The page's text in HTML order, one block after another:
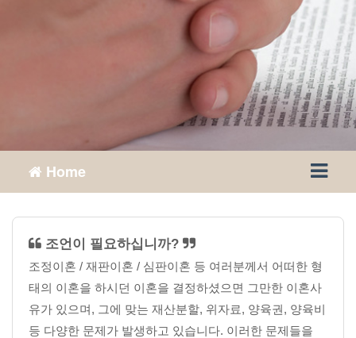
Home
조언이 필요하십니까?
조정이혼 / 재판이혼 / 심판이혼 등 여러분께서 어떠한 형
태의 이혼을 하시던 이혼을 결정하셨으면 그만한 이혼사
유가 있으며, 그에 맞는 재산분할, 위자료, 양육권, 양육비
등 다양한 문제가 발생하고 있습니다. 이러한 문제들을